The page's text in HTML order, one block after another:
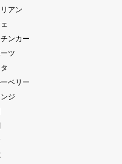
アン
ンカー
ツ
ベリー
ジ